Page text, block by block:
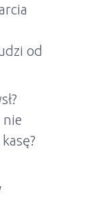
od
nie